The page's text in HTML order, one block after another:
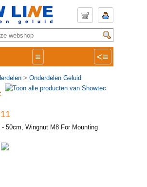
≡ <≡
> Onderdelen Geluid
- 50cm, Wingnut M8 For Mounting